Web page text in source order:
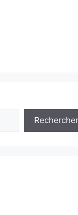
Rechercher